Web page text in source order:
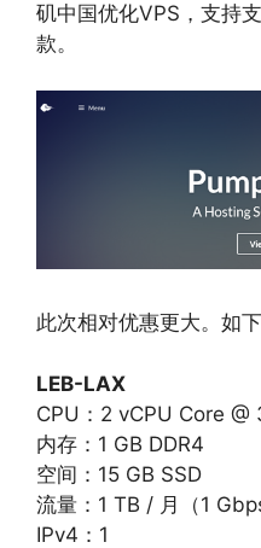
矶中国优化VPS，支持
款。
此次相对优惠更大。如下
LEB-LAX
CPU：2 vCPU Core @
内存：1 GB DDR4
空间：15 GB SSD
流量：1 TB / 月（1
IPv4：1